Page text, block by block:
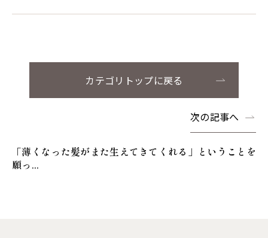
カテゴリトップに戻る
次の記事へ
「薄くなった髪がまた生えてきてくれる」ということを
願っ...